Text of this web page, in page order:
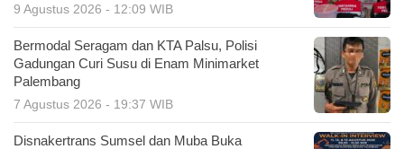
9 Agustus 2026 - 12:09 WIB
Bermodal Seragam dan KTA Palsu, Polisi
Gadungan Curi Susu di Enam Minimarket
Palembang
7 Agustus 2026 - 19:37 WIB
Disnakertrans Sumsel dan Muba Buka